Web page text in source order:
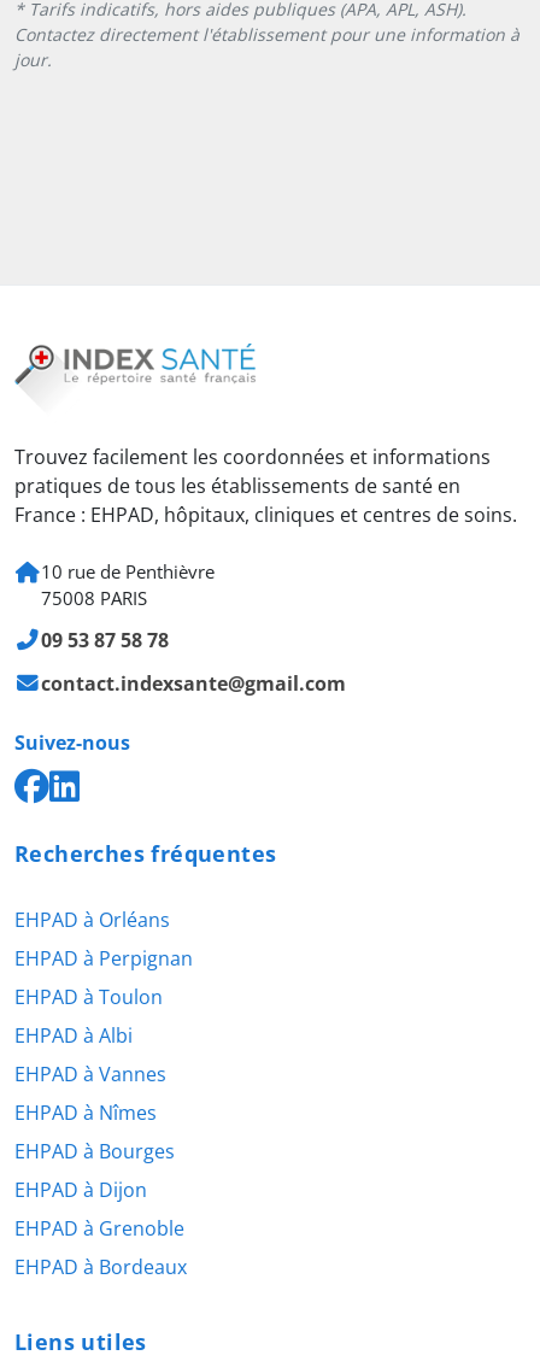
* Tarifs indicatifs, hors aides publiques (APA, APL, ASH).
Contactez directement l'établissement pour une information à
jour.
Trouvez facilement les coordonnées et informations
pratiques de tous les établissements de santé en
France : EHPAD, hôpitaux, cliniques et centres de soins.
10 rue de Penthièvre
75008 PARIS
09 53 87 58 78
contact.indexsante@gmail.com
Suivez-nous
Recherches fréquentes
EHPAD à Orléans
EHPAD à Perpignan
EHPAD à Toulon
EHPAD à Albi
EHPAD à Vannes
EHPAD à Nîmes
EHPAD à Bourges
EHPAD à Dijon
EHPAD à Grenoble
EHPAD à Bordeaux
Liens utiles